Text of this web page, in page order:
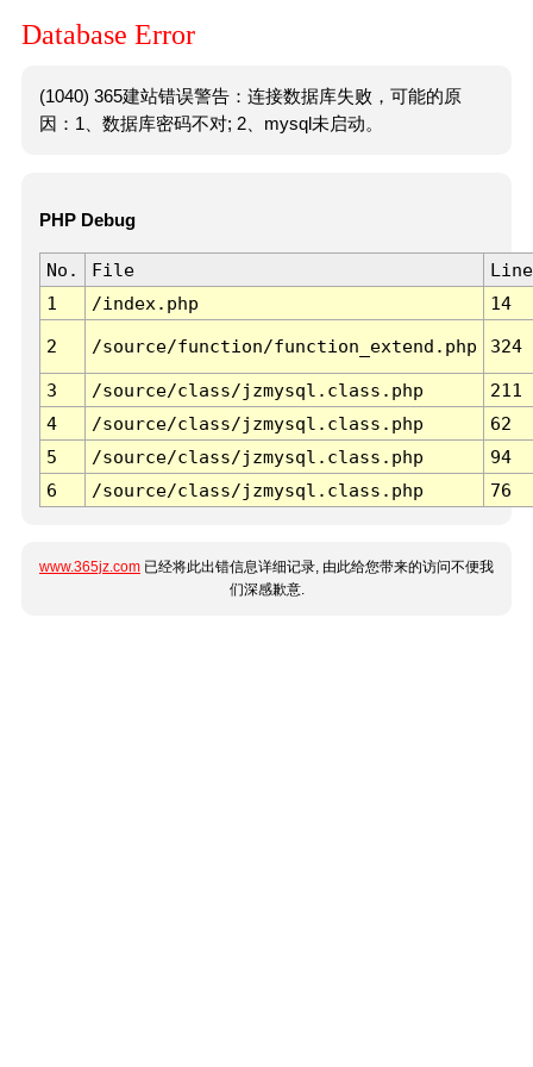
Database Error
(1040) 365建站错误警告：连接数据库失败，可能的原
因：1、数据库密码不对; 2、mysql未启动。
PHP Debug
No. File
Line
1
/index.php 14
2 /source/function/function_extend.php 324
3 /source/class/jzmysql.class.php
211
4
/source/class/jzmysql.class.php
62
5
/source/class/jzmysql.class.php
94
6
/source/class/jzmysql.class.php 76
www.365jz.com 已经将此出错信息详细记录, 由此给您带来的访问不便我
们深感歉意.